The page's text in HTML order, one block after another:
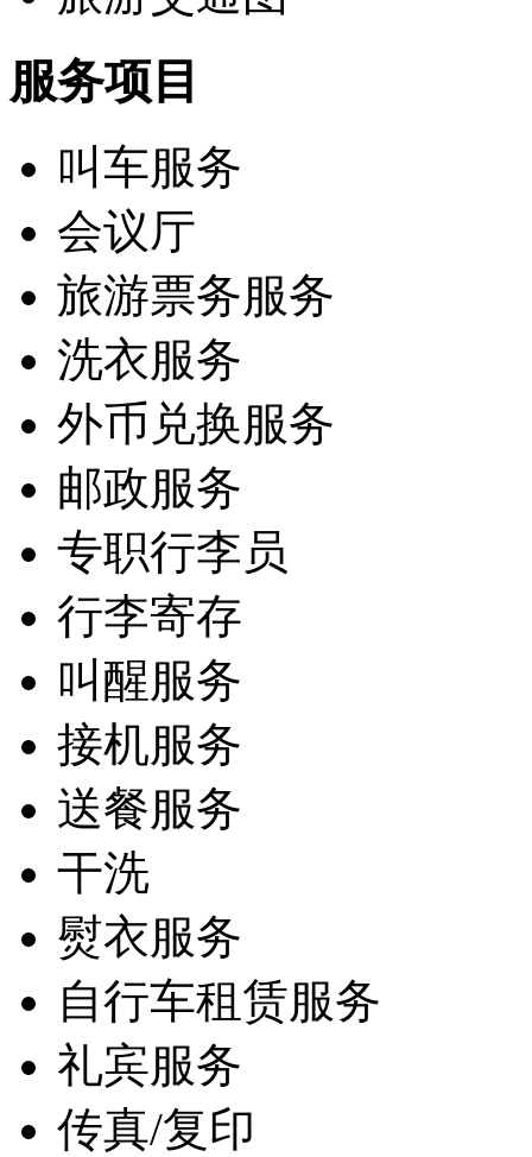
服务项目
叫车服务
会议厅
旅游票务服务
洗衣服务
外币兑换服务
邮政服务
专职行李员
行李寄存
叫醒服务
接机服务
送餐服务
干洗
熨衣服务
自行车租赁服务
礼宾服务
传真/复印